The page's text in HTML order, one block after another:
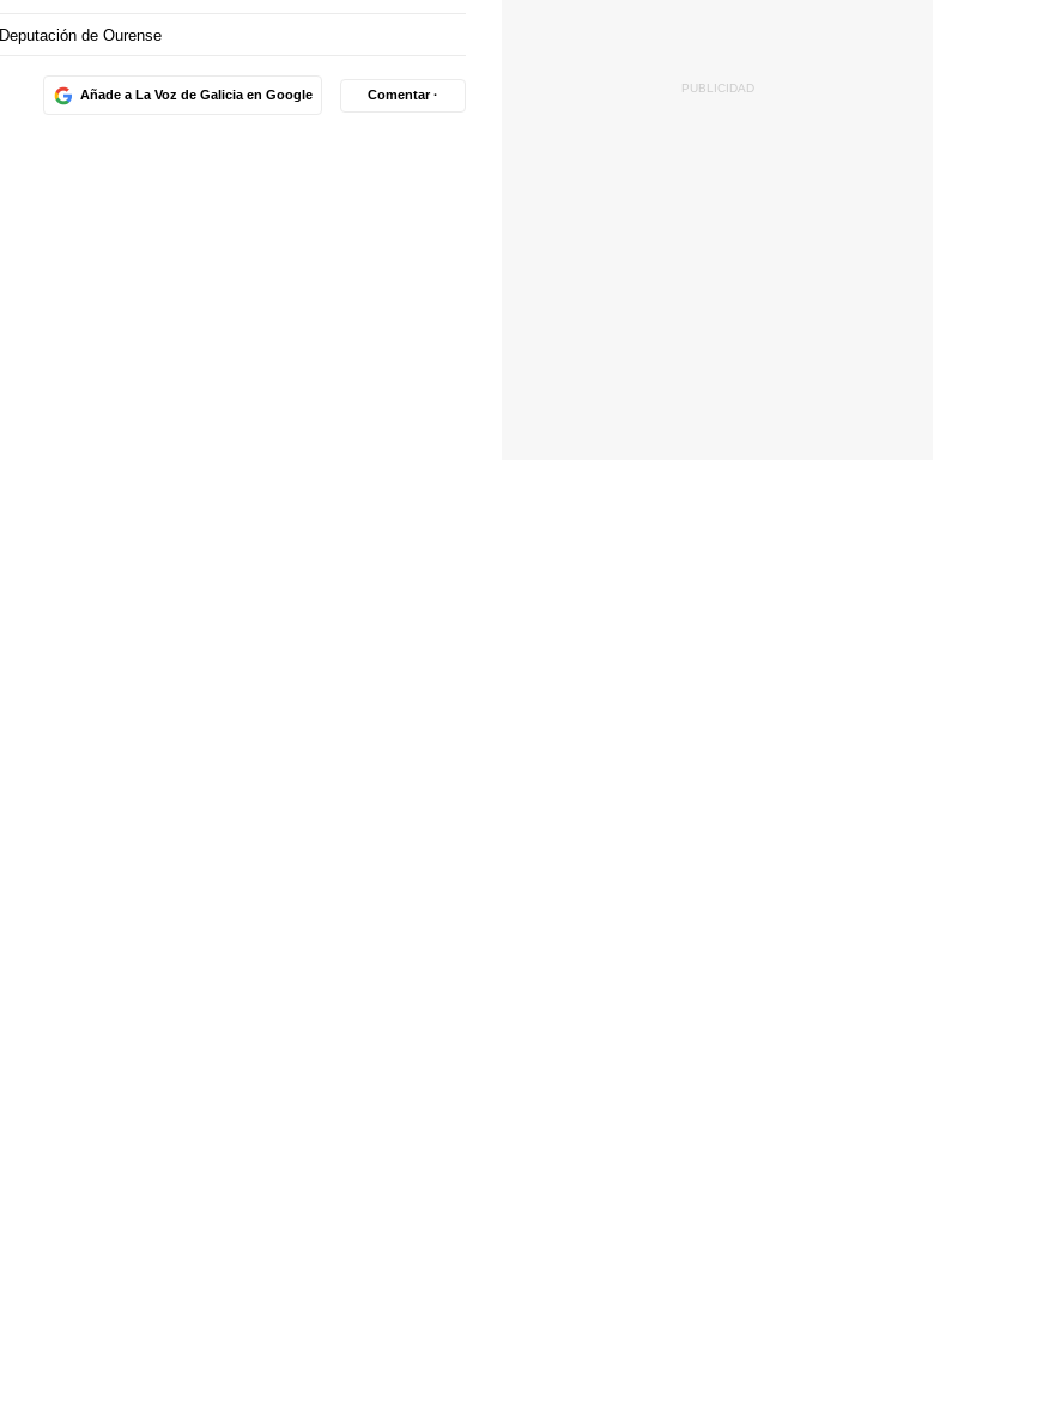
Deputación de Ourense
Añade a La Voz de Galicia en Google Comentar ·